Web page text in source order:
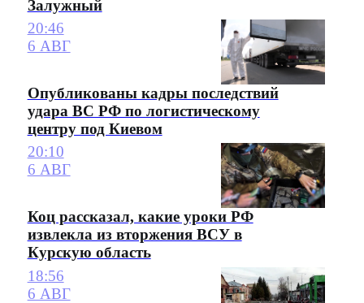
Залужный
20:46
6 АВГ
Опубликованы кадры последствий
удара ВС РФ по логистическому
центру под Киевом
20:10
6 АВГ
Коц рассказал, какие уроки РФ
извлекла из вторжения ВСУ в
Курскую область
18:56
6 АВГ